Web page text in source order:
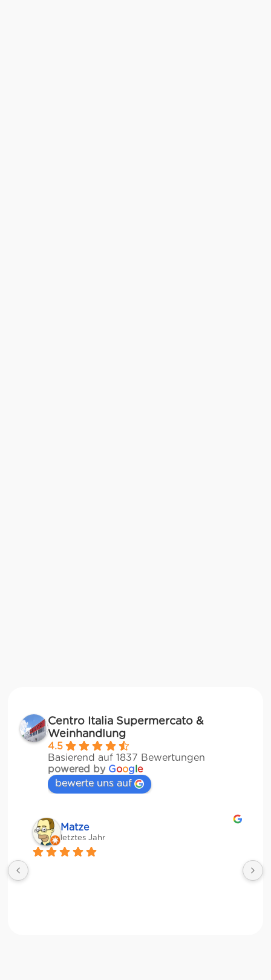
Centro Italia Supermercato &
Weinhandlung
4.5
Basierend auf 1837 Bewertungen
powered by Google
bewerte uns auf
Matze
letztes Jahr